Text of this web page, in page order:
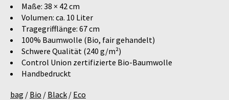
Maße: 38 × 42 cm
Volumen: ca. 10 Liter
Tragegrifflänge: 67 cm
100% Baumwolle (Bio, fair gehandelt)
Schwere Qualität (240 g/m²)
Control Union zertifizierte Bio-Baumwolle
Handbedruckt
bag / Bio / Black / Eco